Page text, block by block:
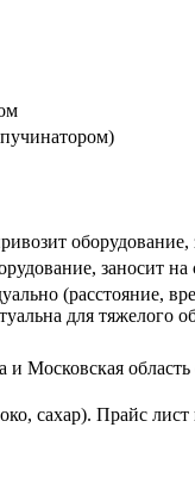
заносит
(расстояние,
для тяжелого
Московская область
сахар). Прайс лист